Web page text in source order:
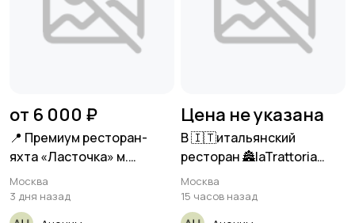
от 6 000 ₽
📍 Премиум ресторан-
яхта «Ласточка» м.
Воробьёвы
Москва
3 дня назад
Цена не указана
В 🇮🇹итальянский
ресторан 🏯laTrattoria
Метро Технопарк
Москва
15 часов назад